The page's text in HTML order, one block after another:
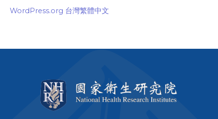
WordPress.org 台灣繁體中文